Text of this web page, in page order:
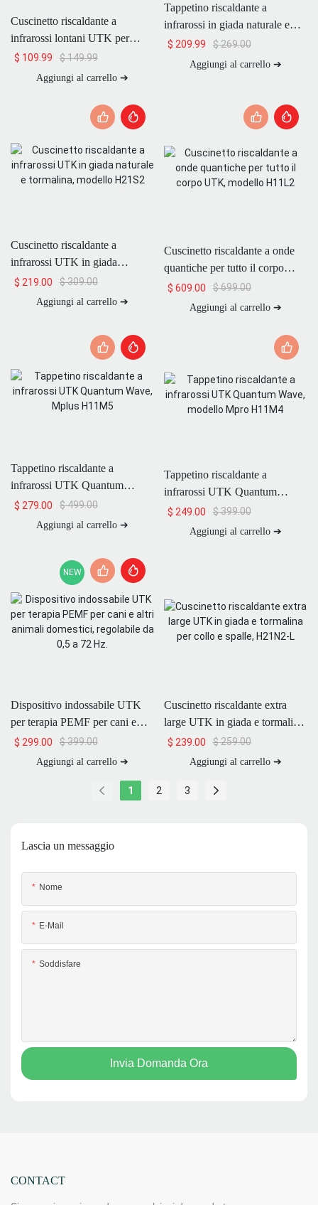
Cuscinetto riscaldante a
infrarossi lontani UTK per
alleviare il dolore sciatico
all'anca, H21C1
$ 109.99 $149.99
Aggiungi al carrello ➔
Tappetino riscaldante a
infrarossi in giada naturale e
tormalina UTK, modello
H11M2
$ 209.99 $269.00
Aggiungi al carrello ➔
Cuscinetto riscaldante a
infrarossi UTK in giada
naturale e tormalina, modello
H21S2
$ 219.00 $309.00
Aggiungi al carrello ➔
Cuscinetto riscaldante a onde
quantiche per tutto il corpo
UTK, modello H11L2
$ 609.00 $699.00
Aggiungi al carrello ➔
Tappetino riscaldante a
infrarossi UTK Quantum
Wave, Mplus H11M5
$ 279.00 $499.00
Aggiungi al carrello ➔
Tappetino riscaldante a
infrarossi UTK Quantum
Wave, modello Mpro H11M4
$ 249.00 $399.00
Aggiungi al carrello ➔
NEW
Dispositivo indossabile UTK
per terapia PEMF per cani e
altri animali domestici,
regolabile da 0,5 a 72 Hz.
$ 299.00 $399.00
Aggiungi al carrello ➔
Cuscinetto riscaldante extra
large UTK in giada e tormalina
per collo e spalle, H21N2-L
$ 239.00 $259.00
Aggiungi al carrello ➔
1 2 3
Lascia un messaggio
Nome
E-Mail
Soddisfare
Invia Domanda Ora
CONTACT